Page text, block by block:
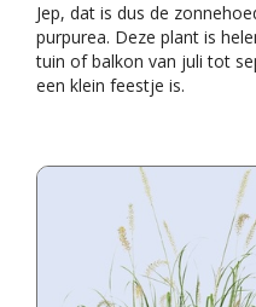
Jep, dat is dus de
purpurea. Deze plant is
tuin of balkon van juli tot
een klein feestje is.